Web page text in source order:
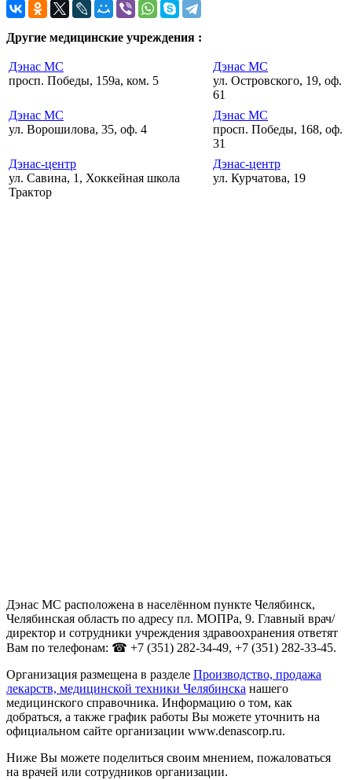
Другие медицинские учреждения :
Дэнас МС
просп. Победы, 159а, ком. 5
Дэнас МС
ул. Островского, 19, оф.
61
Дэнас МС
ул. Ворошилова, 35, оф. 4
Дэнас МС
просп. Победы, 168, оф.
31
Дэнас-центр
ул. Савина, 1, Хоккейная школа
Трактор
Дэнас-центр
ул. Курчатова, 19
Дэнас МС расположена в населённом пункте Челябинск,
Челябинская область по адресу пл. МОПРа, 9. Главный врач/
директор и сотрудники учреждения здравоохранения ответят
Вам по телефонам: ☎ +7 (351) 282-34-49, +7 (351) 282-33-45.
Организация размещена в разделе Производство, продажа
лекарств, медицинской техники Челябинска нашего
медицинского справочника. Информацию о том, как
добраться, а также график работы Вы можете уточнить на
официальном сайте организации www.denascorp.ru.
Ниже Вы можете поделиться своим мнением, пожаловаться
на врачей или сотрудников организации.